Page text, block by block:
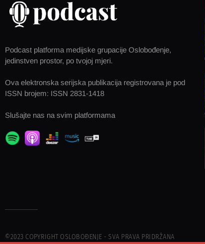
Podcast platforma medijske grupacije Oslobođenje,
jedinstven prostor, po tvojoj mjeri.
Ova elektronska serijska publikacija registrovana je pod
ISSN brojem: ISSN 2831-1418
Slušajte nas na svim platformama
©2023 COPYRIGHT OSLOBOĐENJE - SVA PRAVA PRIDRŽANA